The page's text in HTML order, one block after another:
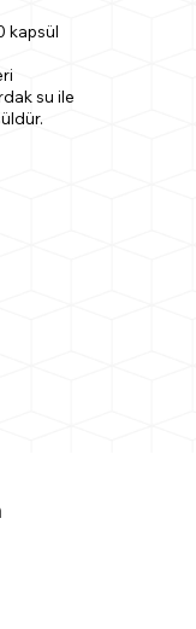
kapsül
su ile